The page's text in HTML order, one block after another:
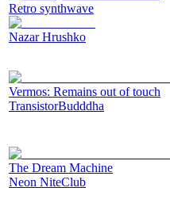
Retro synthwave
Nazar Hrushko
Vermos: Remains out of touch
TransistorBudddha
The Dream Machine
Neon NiteClub